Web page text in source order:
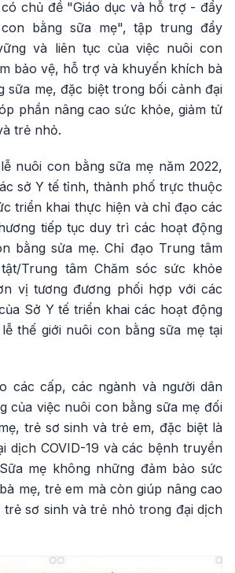
chủ đề "Giáo dục và hỗ trợ - đẩy
bằng sữa mẹ", tập trung đẩy
và liên tục của việc nuôi con
bảo vệ, hỗ trợ và khuyến khích bà
sữa mẹ, đặc biệt trong bối cảnh đại
phần nâng cao sức khỏe, giảm tử
trẻ nhỏ.
nuôi con bằng sữa mẹ năm 2022,
sở Y tế tỉnh, thành phố trực thuộc
triển khai thực hiện và chỉ đạo các
tiếp tục duy trì các hoạt động
bằng sửa mẹ. Chỉ đạo Trung tâm
Trung tâm Chăm sóc sức khỏe
vị tương đương phối hợp với các
Sở Y tế triển khai các hoạt động
thế giới nuôi con bằng sữa mẹ tại
các cấp, các ngành và người dân
của việc nuôi con bằng sữa mẹ đối
trẻ sơ sinh và trẻ em, đặc biệt là
dịch COVID-19 và các bệnh truyền
mẹ không những đảm bảo sức
mẹ, trẻ em mà còn giúp nâng cao
sơ sinh và trẻ nhỏ trong đại dịch